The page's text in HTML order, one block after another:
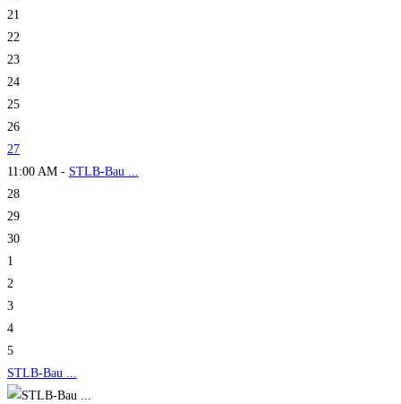
21
22
23
24
25
26
27
11:00 AM - STLB-Bau ...
28
29
30
1
2
3
4
5
STLB-Bau ...